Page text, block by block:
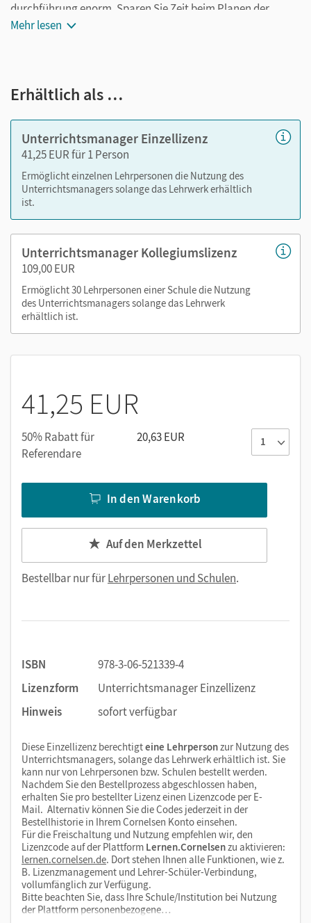
durchführung enorm. Sparen Sie Zeit beim Planen der
Stunden und fügen Sie auch eigene Materialien ganz leicht
Teaching Guide
Audios
Videos
Lösungen- Arbeitsblätter und Kopiervorlagen
Transkripte zu Audios und Videos
Mit dem Kauf erhalten Sie einen Code zur Freischaltung des
E-Books aufmein.cornelsen.de.
Alternativ können Sie das E-Book auch auf der Plattform
Lernen.Cornelsen (mit neuen Features) aktivieren:
lernen.cornelsen.de
Mehr lesen
Erhältlich als …
Unterrichtsmanager Einzellizenz
41,25 EUR für 1 Person
Ermöglicht einzelnen Lehrpersonen die Nutzung des
Unterrichtsmanagers solange das Lehrwerk erhältlich
ist.
Unterrichtsmanager Kollegiumslizenz
109,00 EUR
Ermöglicht 30 Lehrpersonen einer Schule die Nutzung
des Unterrichtsmanagers solange das Lehrwerk
erhältlich ist.
41,25 EUR
50% Rabatt für
Referendare
20,63 EUR
In den Warenkorb
Auf den Merkzettel
Bestellbar nur fürLehrpersonen und Schulen.
ISBN
978-3-06-521339-4
Lizenzform
Unterrichtsmanager Einzellizenz
Hinweis
sofort verfügbar
Diese Einzellizenz berechtigteine Lehrpersonzur Nutzung des
Unterrichtsmanagers, solange das Lehrwerk erhältlich ist. Sie
kann nur von Lehrpersonen bzw. Schulen bestellt werden.
Nachdem Sie den Bestellprozess abgeschlossen haben,
erhalten Sie pro bestellter Lizenz einen Lizenzcode per E-
Mail. Alternativ können Sie die Codes jederzeit in der
Bestellhistorie in Ihrem Cornelsen Konto einsehen.
Für die Freischaltung und Nutzung empfehlen wir, den
Lizenzcode auf der Plattform Lernen.Cornelsenzu aktivieren:
lernen.cornelsen.de. Dort stehen Ihnen alle Funktionen, wie z.
B. Lizenzmanagement und Lehrer-Schüler-Verbindung,
vollumfänglich zur Verfügung.
Bitte beachten Sie, dass Ihre Schule/Institution bei Nutzung
der Plattform personenbezogene…